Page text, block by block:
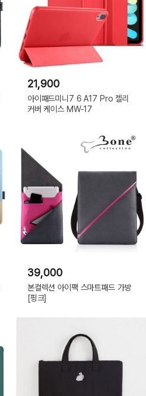
21,900
아이패드미니7 6 A17 Pro 젤리
커버 케이스 MW-17
39,000
본컬렉션 아이팩 스마트패드 가방
[핑크]